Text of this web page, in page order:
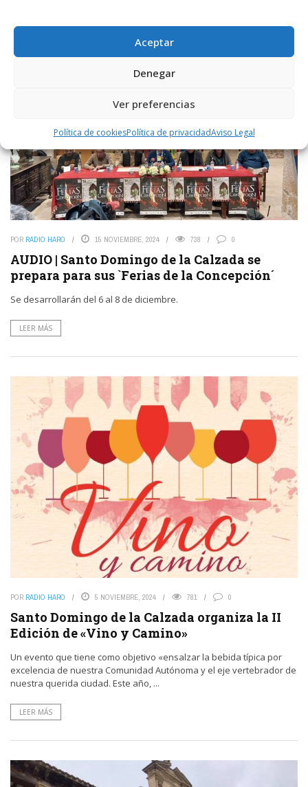
Aceptar
Denegar
Ver preferencias
Política de cookiesPolítica de privacidadAviso Legal
POR RADIO HARO 15 NOVIEMBRE, 2024 738 0
AUDIO | Santo Domingo de la Calzada se
prepara para sus `Ferias de la Concepción´
Se desarrollarán del 6 al 8 de diciembre.
LEER MÁS
POR RADIO HARO 5 NOVIEMBRE, 2024 781 0
Santo Domingo de la Calzada organiza la II
Edición de «Vino y Camino»
Un evento que tiene como objetivo «ensalzar la bebida típica por
excelencia de nuestra Comunidad Autónoma y el eje vertebrador de
nuestra querida ciudad. Este año, ...
LEER MÁS